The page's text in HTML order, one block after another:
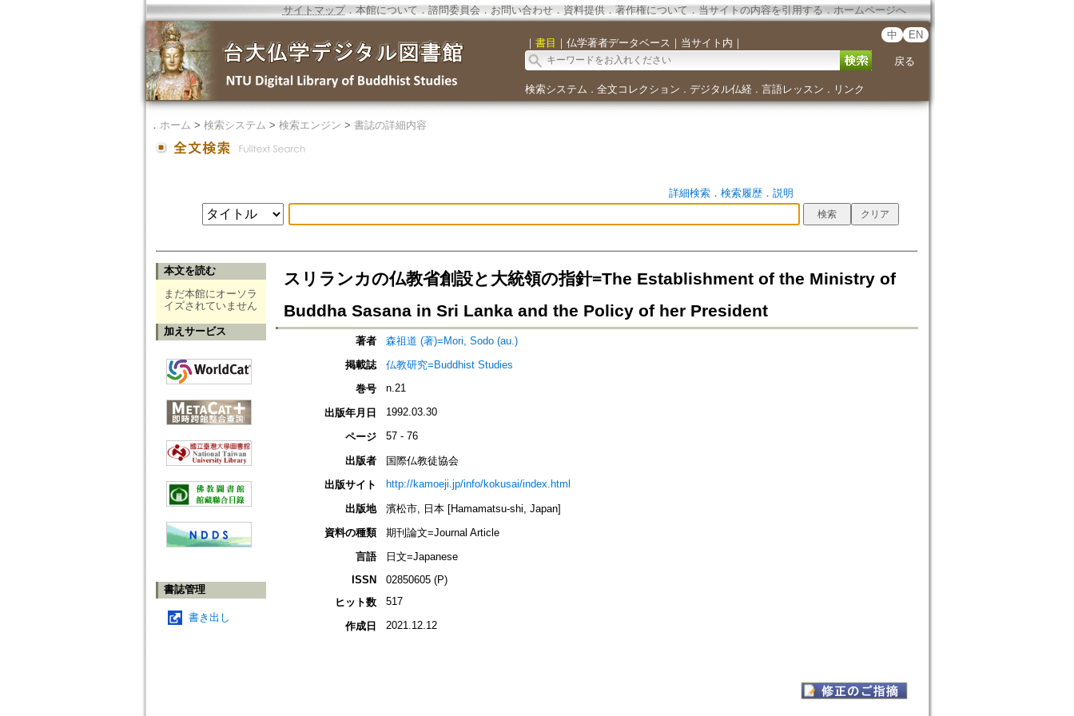
サイトマップ．本館について ． 諮問委員会． お問い合わせ． 資料提供． 著作権について．当サイトの内容を引用する ． ホームページへ
｜ 書目 ｜ 仏学著者データベース ｜ 当サイト内 ｜
中 EN
戻る
検索システム ． 全文コレクション ． デジタル仏経． 言語レッスン ． リンク
． ホーム > 検索システム > 検索エンジン > 書誌の詳細内容
詳細検索． 検索履歴． 説明
本文を読む
まだ本館にオーソラ
イズされていません
加えサービス
書誌管理
書き出し
スリランカの仏教省創設と大統領の指針=The Establishment of the Ministry of
Buddha Sasana in Sri Lanka and the Policy of her President
著者
森祖道 (著)=Mori, Sodo (au.)
掲載誌
仏教研究=Buddhist Studies
巻号
n.21
出版年月日 1992.03.30
ページ 57 - 76
出版者
国際仏教徒協会
出版サイト
http://kamoeji.jp/info/kokusai/index.html
出版地
濱松市, 日本 [Hamamatsu-shi, Japan]
資料の種類
期刊論文=Journal Article
言語
日文=Japanese
ISSN
02850605 (P)
ヒット数
517
作成日 2021.12.12